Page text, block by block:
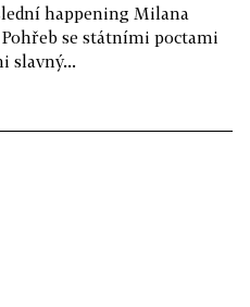
happening Milana
se státními poctami
slavný...